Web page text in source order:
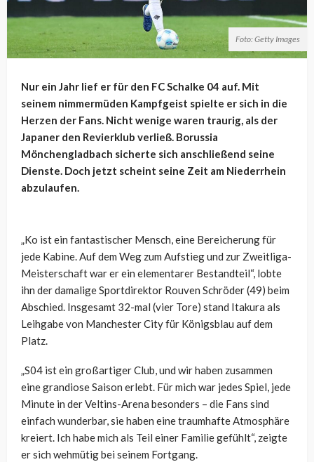
Foto: Getty Images
Nur ein Jahr lief er für den FC Schalke 04 auf. Mit
seinem nimmermüden Kampfgeist spielte er sich in die
Herzen der Fans. Nicht wenige waren traurig, als der
Japaner den Revierklub verließ. Borussia
Mönchengladbach sicherte sich anschließend seine
Dienste. Doch jetzt scheint seine Zeit am Niederrhein
abzulaufen.
„Ko ist ein fantastischer Mensch, eine Bereicherung für
jede Kabine. Auf dem Weg zum Aufstieg und zur Zweitliga-
Meisterschaft war er ein elementarer Bestandteil“, lobte
ihn der damalige Sportdirektor Rouven Schröder (49) beim
Abschied. Insgesamt 32-mal (vier Tore) stand Itakura als
Leihgabe von Manchester City für Königsblau auf dem
Platz.
„S04 ist ein großartiger Club, und wir haben zusammen
eine grandiose Saison erlebt. Für mich war jedes Spiel, jede
Minute in der Veltins-Arena besonders – die Fans sind
einfach wunderbar, sie haben eine traumhafte Atmosphäre
kreiert. Ich habe mich als Teil einer Familie gefühlt“, zeigte
er sich wehmütig bei seinem Fortgang.